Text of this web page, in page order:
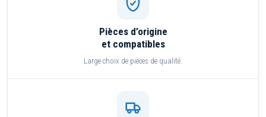
Pièces d’origine
et compatibles
Large choix de pièces de qualité.